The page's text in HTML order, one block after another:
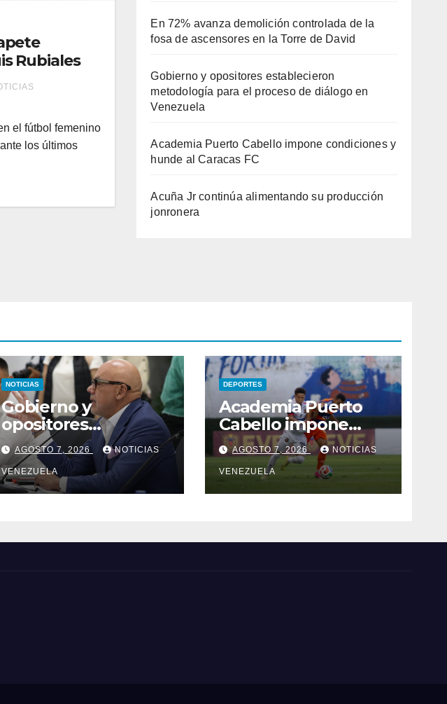
Rubiales
el fútbol femenino
los últimos
En 72% avanza demolición controlada de la
fosa de ascensores en la Torre de David
Gobierno y opositores establecieron
metodología para el proceso de diálogo en
Venezuela
Academia Puerto Cabello impone condiciones y
hunde al Caracas FC
Acuña Jr continúa alimentando su producción
jonronera
NOTICIAS
Gobierno y
opositores
establecieron
metodología para el
proceso de diálogo
en Venezuela
AGOSTO 7, 2026 NOTICIAS
VENEZUELA
DEPORTES
Academia Puerto
Cabello impone
condiciones y
hunde al Caracas FC
AGOSTO 7, 2026 NOTICIAS
VENEZUELA